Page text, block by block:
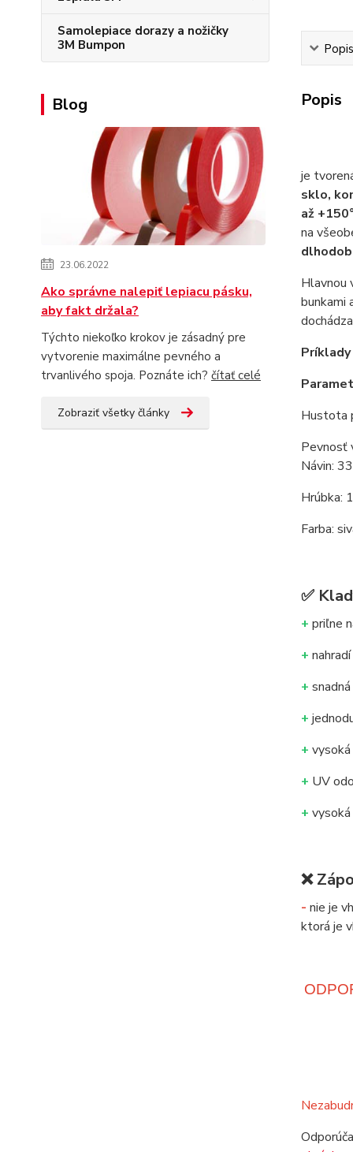
Samolepiace dorazy a nožičky
3M Bumpon
Blog
23.06.2022
Ako správne nalepiť lepiacu pásku,
aby fakt držala?
Týchto niekoľko krokov je zásadný pre
vytvorenie maximálne pevného a
trvanlivého spoja. Poznáte ich? čítať celé
Zobraziť všetky články
Popis
Popis
je
sklo,
až
na
Hlavnou
bunkami
Hustota
Pevnosť
Návin:
Hrúbka:
Farba:
✅
+ priľne
+
+
+
+
+ UV
+
❌
- nie je
ktorá je